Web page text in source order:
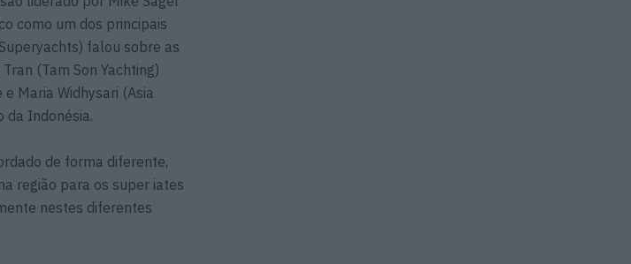
como um dos principais
falou sobre as
(Tam Son Yachting)
Maria Widhysari (Asia
da Indonésia.
de forma diferente,
região para os super iates
nestes diferentes